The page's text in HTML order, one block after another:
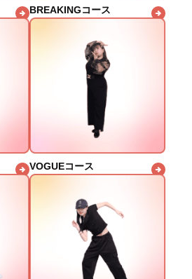
BREAKINGコース
VOGUEコース